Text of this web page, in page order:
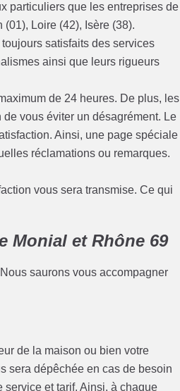
particuliers que les entreprises de
Loire (42), Isère (38).
satisfaits des services
ainsi que leurs rigueurs
de 24 heures. De plus, les
vous éviter un désagrément. Le
Ainsi, une page spéciale
réclamations ou remarques.
vous sera transmise. Ce qui
Monial et Rhône 69
saurons vous accompagner
de la maison ou bien votre
sera dépêchée en cas de besoin
service et tarif. Ainsi, à chaque